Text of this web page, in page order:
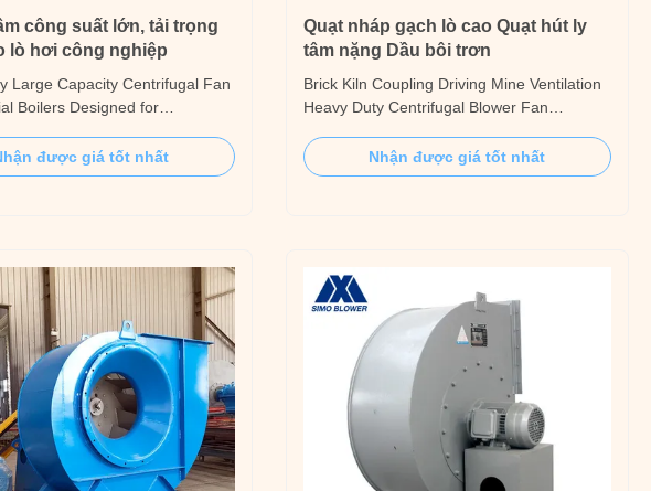
công suất lớn, tải trọng
lò hơi công nghiệp
Large Capacity Centrifugal Fan
Boilers Designed for
large capacity centrifugal fan
and efficient air handling in
được giá tốt nhất
Quạt nháp gạch lò cao Quạt hút ly
tâm nặng Dầu bôi trơn
Brick Kiln Coupling Driving Mine Ventilation
Heavy Duty Centrifugal Blower Fan
induced draft heavy duty centrifugal blower
fans are suitable for the ventilation and
Nhận được giá tốt nhất